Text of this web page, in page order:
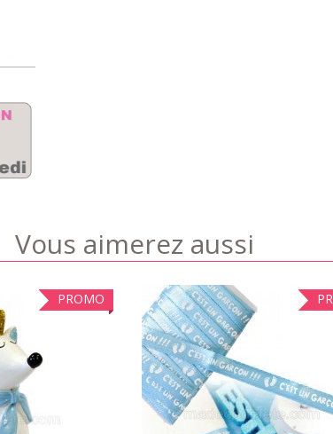
Vous aimerez aussi
PROMO